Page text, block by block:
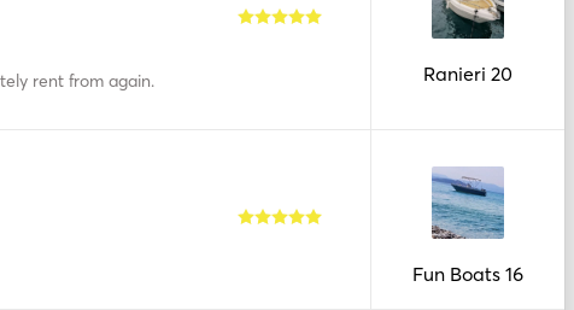
rent from again. Ranieri 20
Fun Boats 16